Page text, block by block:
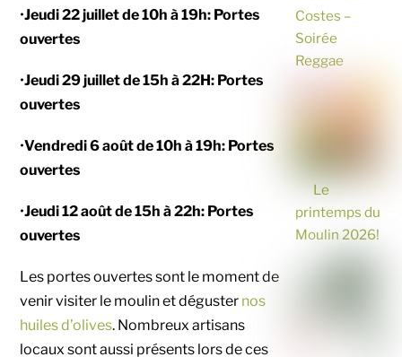
•Jeudi 22 juillet de 10h à 19h: Portes
ouvertes
•Jeudi 29 juillet de 15h à 22H: Portes
ouvertes
•Vendredi 6 août de 10h à 19h: Portes
ouvertes
•Jeudi 12 août de 15h à 22h: Portes
ouvertes
Les portes ouvertes sont le moment de
venir visiter le moulin et déguster nos
huiles d’olives. Nombreux artisans
locaux sont aussi présents lors de ces
Costes –
Soirée
Reggae
Le
printemps du
Moulin 2026!